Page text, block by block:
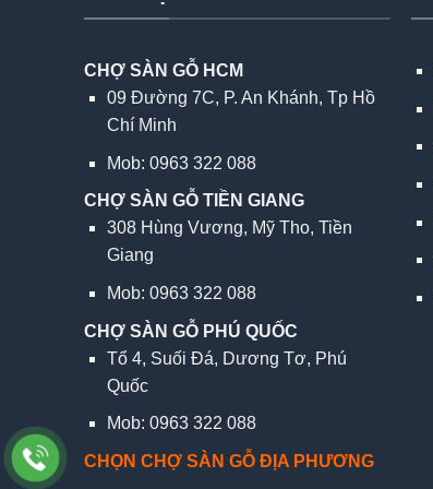
CHỢ SÀN GỖ HCM
09 Đường 7C, P. An Khánh, Tp Hồ
Chí Minh
Mob: 0963 322 088
CHỢ SÀN GỖ TIỀN GIANG
308 Hùng Vương, Mỹ Tho, Tiền
Giang
Mob: 0963 322 088
CHỢ SÀN GỖ PHÚ QUỐC
Tổ 4, Suối Đá, Dương Tơ, Phú
Quốc
Mob: 0963 322 088
CHỌN CHỢ SÀN GỖ ĐỊA PHƯƠNG